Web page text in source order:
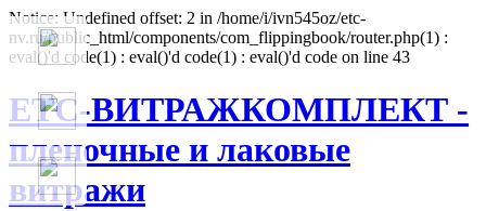
Notice: Undefined offset: 2 in /home/i/ivn545oz/etc-
nv.ru/public_html/components/com_flippingbook/router.php(1) :
eval()'d code(1) : eval()'d code(1) : eval()'d code on line 43
ЕТС-ВИТРАЖКОМПЛЕКТ -
пленочные и лаковые
витражи